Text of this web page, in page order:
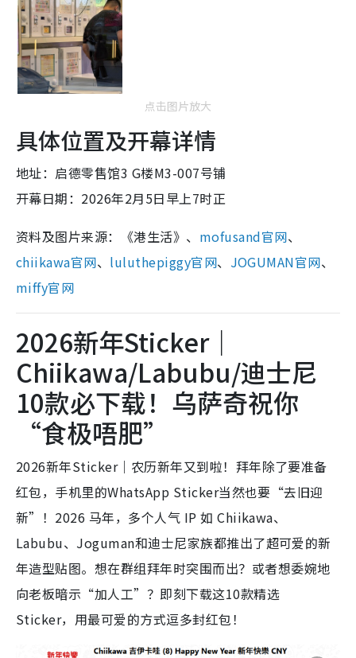
点击图片放大
具体位置及开幕详情
地址：启德零售馆3 G楼M3-007号铺
开幕日期：2026年2月5日早上7时正
资料及图片来源：《港生活》、 mofusand官网、
chiikawa官网、 luluthepiggy官网、 JOGUMAN官网、
miffy官网
2026新年Sticker｜
Chiikawa/Labubu/迪士尼
10款必下载！乌萨奇祝你
“食极唔肥”
2026新年Sticker｜农历新年又到啦！拜年除了要准备
红包，手机里的WhatsApp Sticker当然也要“去旧迎
新”！2026 马年，多个人气 IP 如 Chiikawa、
Labubu、Joguman和迪士尼家族都推出了超可爱的新
年造型贴图。想在群组拜年时突围而出？或者想委婉地
向老板暗示“加人工”？即刻下载这10款精选
Sticker，用最可爱的方式逗多封红包！